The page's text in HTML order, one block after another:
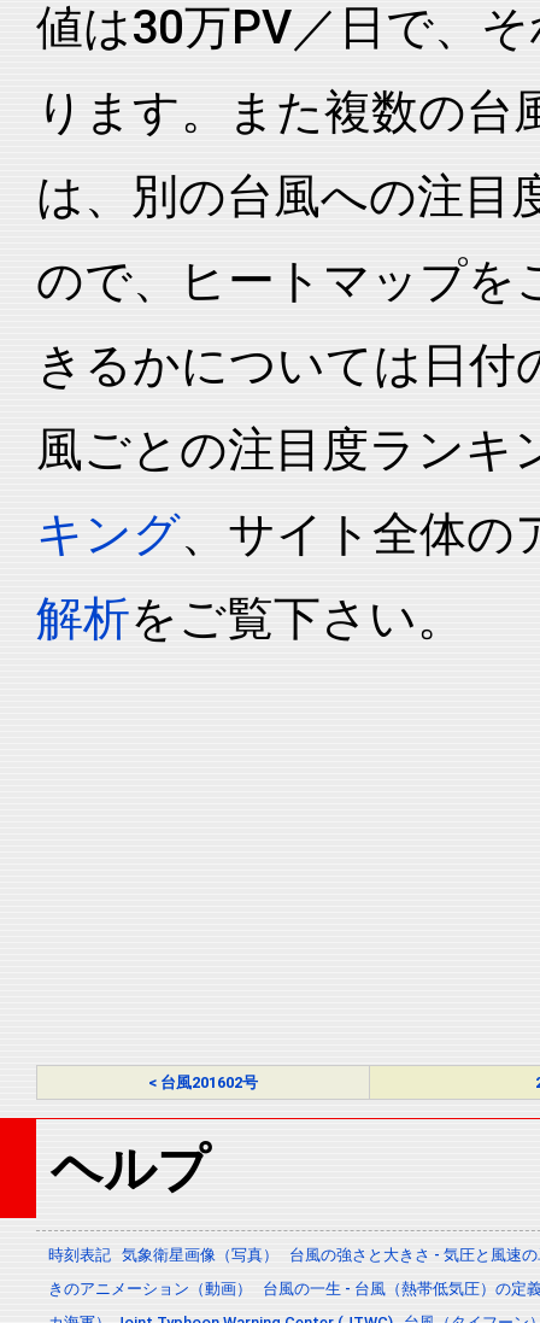
値は30万PV／日で、
ります。また複数の台
は、別の台風への注目
ので、ヒートマップを
きるかについては日付
風ごとの注目度ランキ
キング、サイト全体の
解析をご覧下さい。
< 台風201602号
ヘルプ
時刻表記 気象衛星画像（写真）
台風の強さと大きさ - 気圧と風速
きのアニメーション（動画）
台風の一生 - 台風（熱帯低気圧）の定